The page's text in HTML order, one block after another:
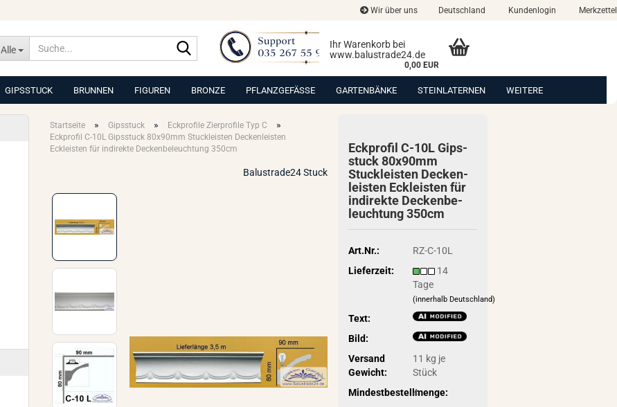
Wir über uns Deutschland Kundenlogin Merkzettel
Alle
Suche...
Ihr Warenkorb bei
www.balustrade24.de
0,00 EUR
GIPSSTUCK BRUNNEN FIGUREN BRONZE PFLANZGEFÄSSE GARTENBÄNKE STEINLATERNEN WEITERE
Startseite » Gipsstuck » Eckprofile Zierprofile Typ C »
Eckprofil C-10L Gipsstuck 80x90mm Stuckleisten Deckenleisten
Eckleisten für indirekte Deckenbeleuchtung 350cm
Balustrade24 Stuck
Eck­pro­fil C-10L Gips­
stuck 80x90mm
Stuck­leis­ten De­cken­
leis­ten Eck­leis­ten für
in­di­rek­te De­cken­be­
leuch­tung 350cm
Art.Nr.:
RZ-C-10L
Lieferzeit:
14
Tage
(innerhalb Deutschland)
Text:
Bild:
Versand
Gewicht:
11 kg je
Stück
Mindestbestellmenge:
4